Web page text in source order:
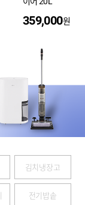
44,500원
김치냉장고
전기밥솥